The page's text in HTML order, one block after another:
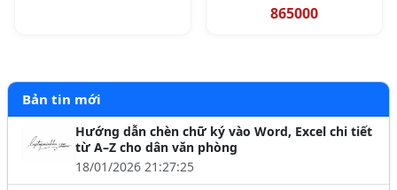
865000
Bản tin mới
Hướng dẫn chèn chữ ký vào Word, Excel chi tiết
từ A–Z cho dân văn phòng
18/01/2026 21:27:25